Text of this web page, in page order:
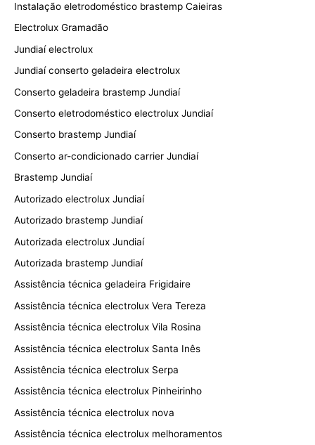
Instalação eletrodoméstico brastemp Caieiras
Electrolux Gramadão
Jundiaí electrolux
Jundiaí conserto geladeira electrolux
Conserto geladeira brastemp Jundiaí
Conserto eletrodoméstico electrolux Jundiaí
Conserto brastemp Jundiaí
Conserto ar-condicionado carrier Jundiaí
Brastemp Jundiaí
Autorizado electrolux Jundiaí
Autorizado brastemp Jundiaí
Autorizada electrolux Jundiaí
Autorizada brastemp Jundiaí
Assistência técnica geladeira Frigidaire
Assistência técnica electrolux Vera Tereza
Assistência técnica electrolux Vila Rosina
Assistência técnica electrolux Santa Inês
Assistência técnica electrolux Serpa
Assistência técnica electrolux Pinheirinho
Assistência técnica electrolux nova
Assistência técnica electrolux melhoramentos